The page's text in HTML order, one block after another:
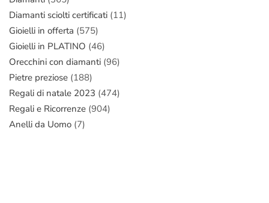
Diamanti sciolti certificati (11)
Gioielli in offerta (575)
Gioielli in PLATINO (46)
Orecchini con diamanti (96)
Pietre preziose (188)
Regali di natale 2023 (474)
Regali e Ricorrenze (904)
Anelli da Uomo (7)